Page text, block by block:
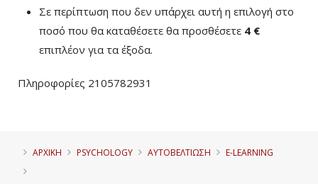
Σε περίπτωση που δεν υπάρχει αυτή η επιλογή στο
ποσό που θα καταθέσετε θα προσθέσετε 4 €
επιπλέον για τα έξοδα.
Πληροφορίες 2105782931
ΑΡΧΙΚΗ PSYCHOLOGY ΑΥΤΟΒΕΛΤΊΩΣΗ E-LEARNING